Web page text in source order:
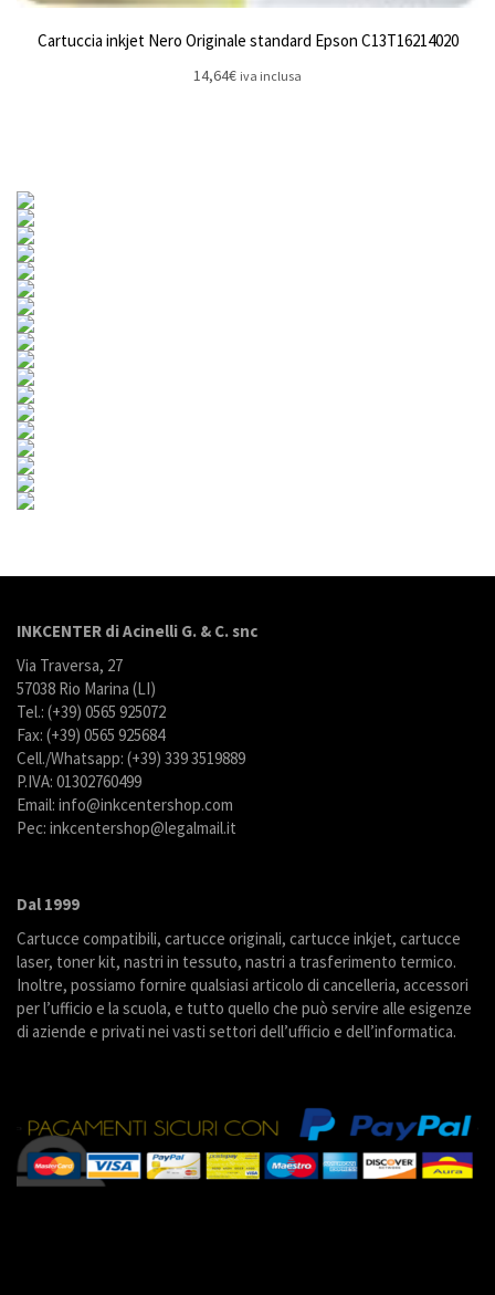
Cartuccia inkjet Nero Originale standard Epson C13T16214020
14,64€ iva inclusa
INKCENTER di Acinelli G. & C. snc
Via Traversa, 27
57038 Rio Marina (LI)
Tel.: (+39) 0565 925072
Fax: (+39) 0565 925684
Cell./Whatsapp: (+39) 339 3519889
P.IVA: 01302760499
Email: info@inkcentershop.com
Pec: inkcentershop@legalmail.it
Dal 1999
Cartucce compatibili, cartucce originali, cartucce inkjet, cartucce
laser, toner kit, nastri in tessuto, nastri a trasferimento termico.
Inoltre, possiamo fornire qualsiasi articolo di cancelleria, accessori
per l’ufficio e la scuola, e tutto quello che può servire alle esigenze
di aziende e privati nei vasti settori dell’ufficio e dell’informatica.